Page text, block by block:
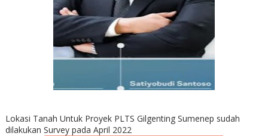
Lokasi Tanah Untuk Proyek PLTS Gilgenting Sumenep sudah
dilakukan Survey pada April 2022